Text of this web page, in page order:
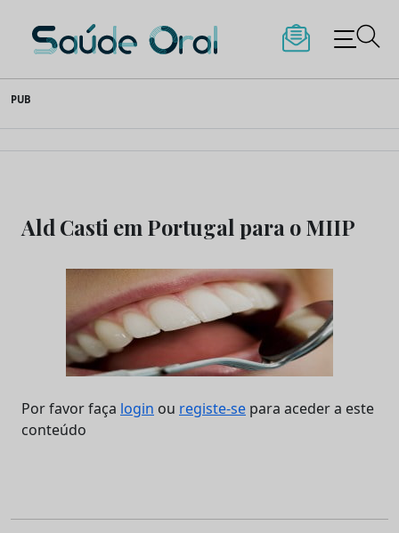
to
content
Saúde Oral
PUB
Ald Casti em Portugal para o MIIP
Por favor faça login ou registe-se para aceder a este
conteúdo